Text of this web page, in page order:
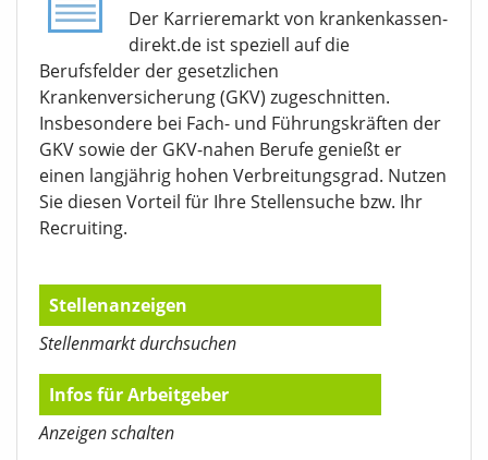
Der Karrieremarkt von krankenkassen-
direkt.de ist speziell auf die
Berufsfelder der gesetzlichen
Krankenversicherung (GKV) zugeschnitten.
Insbesondere bei Fach- und Führungskräften der
GKV sowie der GKV-nahen Berufe genießt er
einen langjährig hohen Verbreitungsgrad. Nutzen
Sie diesen Vorteil für Ihre Stellensuche bzw. Ihr
Recruiting.
Stellenanzeigen
Stellenmarkt durchsuchen
Infos für Arbeitgeber
Anzeigen schalten